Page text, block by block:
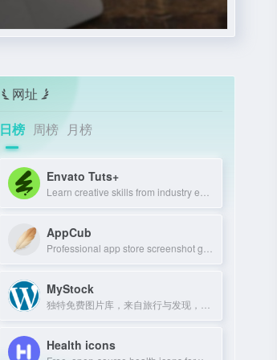
网址
日榜 周榜 月榜
Envato Tuts+
AppCub
MyStock
Health icons